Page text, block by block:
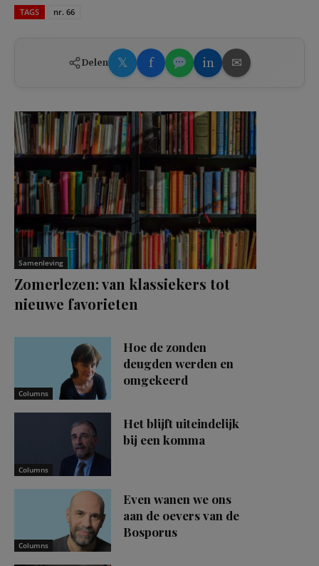
TAGS nr. 66
Delen 𝕏 f in ✉
Samenleving
Zomerlezen: van klassiekers tot
nieuwe favorieten
Columns
Hoe de zonden
deugden werden en
omgekeerd
Columns
Het blijft uiteindelijk
bij een komma
Columns
Even wanen we ons
aan de oevers van de
Bosporus